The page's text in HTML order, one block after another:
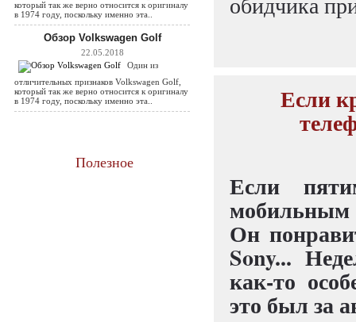
который так же верно относится к оригиналу
в 1974 году, поскольку именно эта..
Обзор Volkswagen Golf
22.05.2018
Один из
отличительных признаков Volkswagen Golf,
который так же верно относится к оригиналу
в 1974 году, поскольку именно эта..
Полезное
Если
Если
мобильным
Он
Sony...
как-то
это был за